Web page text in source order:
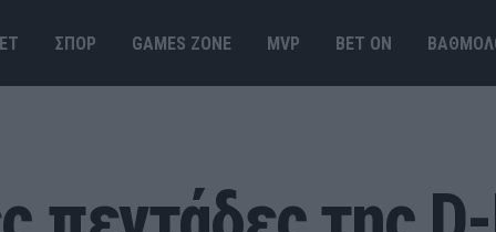
ΣΠΟΡ GAMES ΖΟΝΕ MVP BET ΟΝ